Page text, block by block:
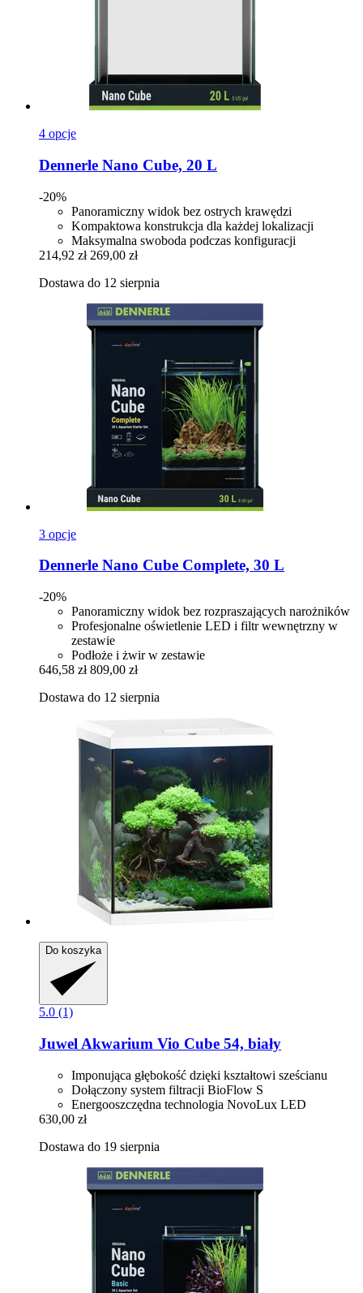
4 opcje
Dennerle Nano Cube, 20 L
-20%
Panoramiczny widok bez ostrych krawędzi
Kompaktowa konstrukcja dla każdej lokalizacji
Maksymalna swoboda podczas konfiguracji
214,92 zł 269,00 zł
Dostawa do 12 sierpnia
3 opcje
Dennerle Nano Cube Complete, 30 L
-20%
Panoramiczny widok bez rozpraszających narożników
Profesjonalne oświetlenie LED i filtr wewnętrzny w
zestawie
Podłoże i żwir w zestawie
646,58 zł 809,00 zł
Dostawa do 12 sierpnia
Do koszyka
5.0 (1)
Juwel Akwarium Vio Cube 54, biały
Imponująca głębokość dzięki kształtowi sześcianu
Dołączony system filtracji BioFlow S
Energooszczędna technologia NovoLux LED
630,00 zł
Dostawa do 19 sierpnia